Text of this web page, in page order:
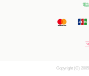
電
Copyright (C)